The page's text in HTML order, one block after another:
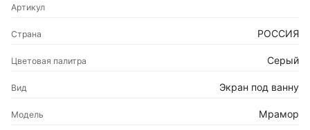
Артикул
Страна РОССИЯ
Цветовая палитра Серый
Вид Экран под ванну
Модель Мрамор